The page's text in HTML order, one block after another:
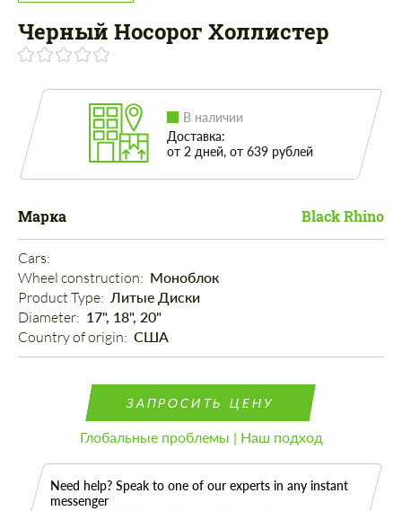
Черный Носорог Холлистер
В наличии
Доставка:
от 2 дней, от 639 рублей
Марка Black Rhino
Cars:
Wheel construction: Моноблок
Product Type: Литые Диски
Diameter: 17", 18", 20"
Country of origin: США
ЗАПРОСИТЬ ЦЕНУ
Глобальные проблемы | Наш подход
Need help? Speak to one of our experts in any instant
messenger